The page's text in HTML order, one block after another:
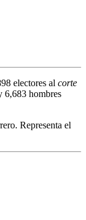
electores al corte
6,683 hombres
. Representa el